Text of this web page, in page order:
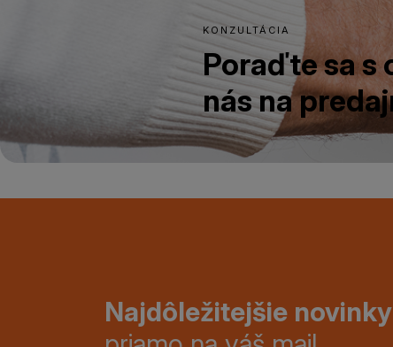
KONZULTÁCIA
Poraďte sa s
nás na
Najdôležitejšie novinky